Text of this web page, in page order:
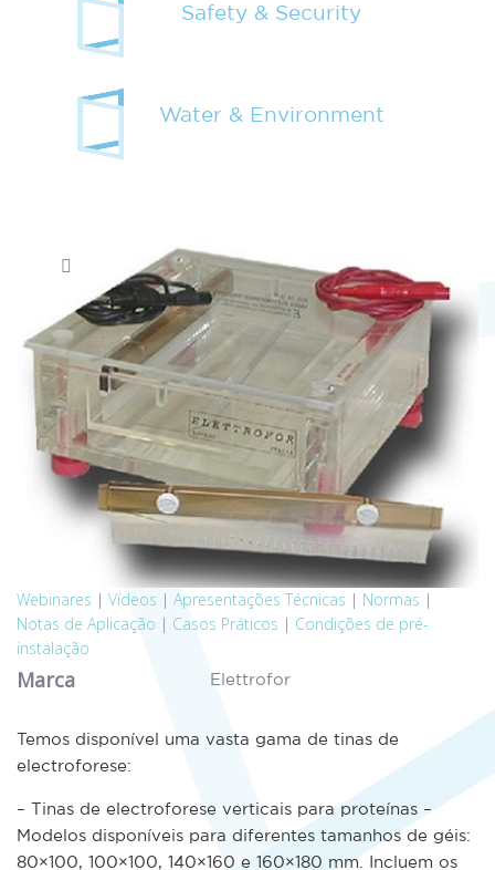
Safety & Security
Water & Environment
Webinares | Vídeos | Apresentações Técnicas | Normas |
Notas de Aplicação | Casos Práticos | Condições de pré-
instalação
Marca Elettrofor
Temos disponível uma vasta gama de tinas de
electroforese:
– Tinas de electroforese verticais para proteínas –
Modelos disponíveis para diferentes tamanhos de géis:
80×100, 100×100, 140×160 e 160×180 mm. Incluem os